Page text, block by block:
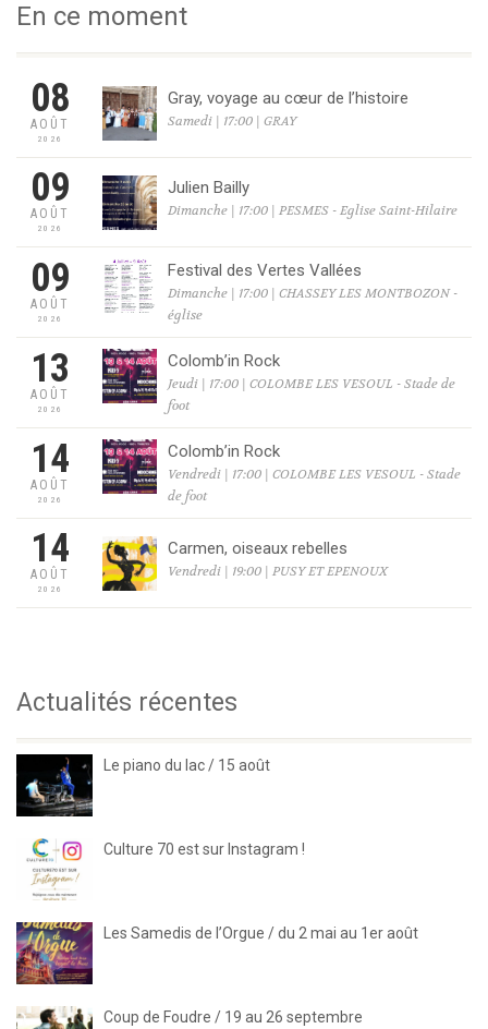
En ce moment
08
AOÛT
2026
Gray, voyage au cœur de l’histoire
Samedi | 17:00 | GRAY
09
AOÛT
2026
Julien Bailly
Dimanche | 17:00 | PESMES - Eglise Saint-Hilaire
09
AOÛT
2026
Festival des Vertes Vallées
Dimanche | 17:00 | CHASSEY LES MONTBOZON -
église
13
AOÛT
2026
Colomb’in Rock
Jeudi | 17:00 | COLOMBE LES VESOUL - Stade de
foot
14
AOÛT
2026
Colomb’in Rock
Vendredi | 17:00 | COLOMBE LES VESOUL - Stade
de foot
14
AOÛT
2026
Carmen, oiseaux rebelles
Vendredi | 19:00 | PUSY ET EPENOUX
Actualités récentes
Le piano du lac / 15 août
Culture 70 est sur Instagram !
Les Samedis de l’Orgue / du 2 mai au 1er août
Coup de Foudre / 19 au 26 septembre